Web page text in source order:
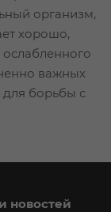
организм,
хорошо,
ослабленного
важных
для борьбы с
новостей